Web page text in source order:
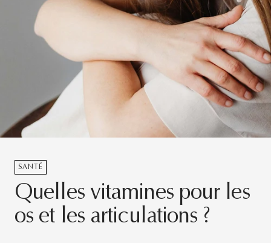
SANTÉ
Quelles vitamines pour les
os et les articulations ?